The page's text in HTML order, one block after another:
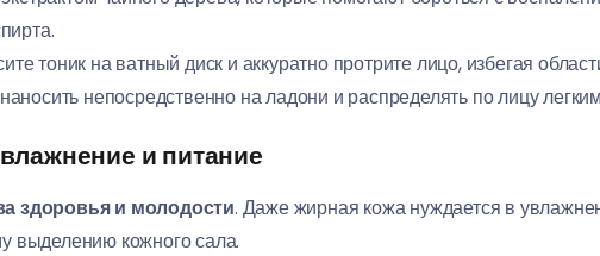
тоник на ватный диск и аккуратно протрите лицо, избегая
непосредственно на ладони и распределять по лицу
и питание
здоровья и молодости. Даже жирная кожа нуждается в
выделению кожного сала.